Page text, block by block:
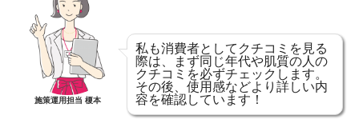
施策運用担当 榎本
私も消費者としてクチコミを見る
際は、まず同じ年代や肌質の人の
クチコミを必ずチェックします。
その後、使用感などより詳しい内
容を確認しています！